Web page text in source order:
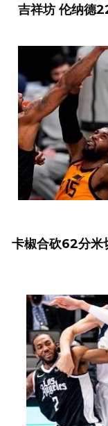
吉祥坊 伦纳德
卡椒合砍62分米